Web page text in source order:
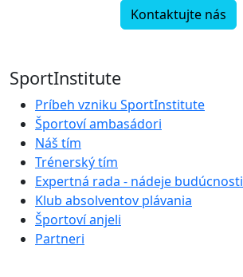
Kontaktujte nás
SportInstitute
Príbeh vzniku SportInstitute
Športoví ambasádori
Náš tím
Trénerský tím
Expertná rada - nádeje budúcnosti
Klub absolventov plávania
Športoví anjeli
Partneri